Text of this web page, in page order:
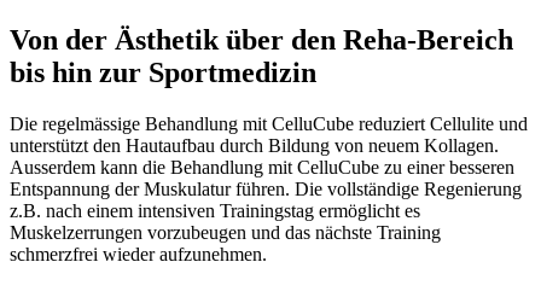
Von der Ästhetik über den Reha-Bereich
bis hin zur Sportmedizin
Die regelmässige Behandlung mit CelluCube reduziert Cellulite und
unterstützt den Hautaufbau durch Bildung von neuem Kollagen.
Ausserdem kann die Behandlung mit CelluCube zu einer besseren
Entspannung der Muskulatur führen. Die vollständige Regenierung
z.B. nach einem intensiven Trainingstag ermöglicht es
Muskelzerrungen vorzubeugen und das nächste Training
schmerzfrei wieder aufzunehmen.